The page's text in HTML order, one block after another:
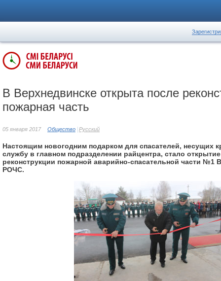
В Верхнедвинске открыта после
пожарная часть
05 января 2017 Общество Русский
Настоящим новогодним подарком для спасателей, несущих
службу в главном подразделении райцентра, стало
реконструкции пожарной аварийно-спасательной части №1
РОЧС.